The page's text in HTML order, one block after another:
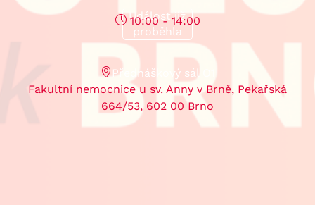
Událost již
proběhla
10:00 - 14:00
Přednáškový sál O1
Fakultní nemocnice u sv. Anny v Brně, Pekařská
664/53, 602 00 Brno